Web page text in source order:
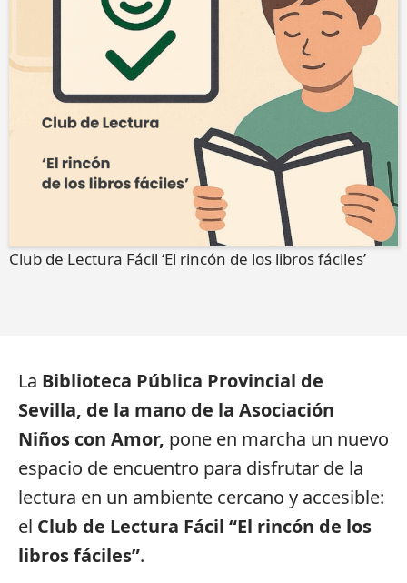
Club de Lectura Fácil ‘El rincón de los libros fáciles’
La Biblioteca Pública Provincial de
Sevilla, de la mano de la Asociación
Niños con Amor, pone en marcha un nuevo
espacio de encuentro para disfrutar de la
lectura en un ambiente cercano y accesible:
el Club de Lectura Fácil “El rincón de los
libros fáciles”.